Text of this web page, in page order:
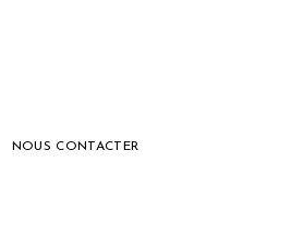
NOUS CONTACTER